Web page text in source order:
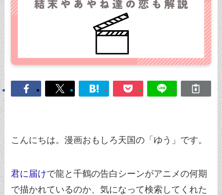
こんにちは。漫画おもしろ天国の「ゆう」です。
君に届けで龍と千鶴の告白シーンがアニメの何期
で描かれているのか、気になって検索してくれた